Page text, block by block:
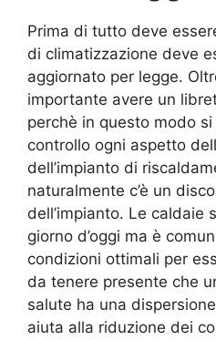
Prima di tutto deve
di climatizzazione deve
aggiornato per legge.
importante avere un
perchè in questo modo
controllo ogni aspetto
dell’impianto di
naturalmente c’è un
dell’impianto. Le caldaie
giorno d’oggi ma è
condizioni ottimali per
da tenere presente che
salute ha una
aiuta alla riduzione dei